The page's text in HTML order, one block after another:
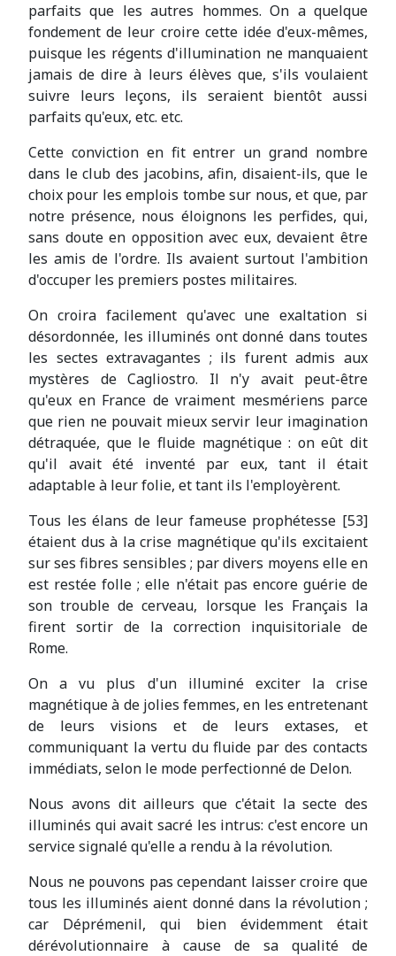
parfaits que les autres hommes. On a quelque
fondement de leur croire cette idée d'eux-mêmes,
puisque les régents d'illumination ne manquaient
jamais de dire à leurs élèves que, s'ils voulaient
suivre leurs leçons, ils seraient bientôt aussi
parfaits qu'eux, etc. etc.
Cette conviction en fit entrer un grand nombre
dans le club des jacobins, afin, disaient-ils, que le
choix pour les emplois tombe sur nous, et que, par
notre présence, nous éloignons les perfides, qui,
sans doute en opposition avec eux, devaient être
les amis de l'ordre. Ils avaient surtout l'ambition
d'occuper les premiers postes militaires.
On croira facilement qu'avec une exaltation si
désordonnée, les illuminés ont donné dans toutes
les sectes extravagantes ; ils furent admis aux
mystères de Cagliostro. Il n'y avait peut-être
qu'eux en France de vraiment mesmériens parce
que rien ne pouvait mieux servir leur imagination
détraquée, que le fluide magnétique : on eût dit
qu'il avait été inventé par eux, tant il était
adaptable à leur folie, et tant ils l'employèrent.
Tous les élans de leur fameuse prophétesse [53]
étaient dus à la crise magnétique qu'ils excitaient
sur ses fibres sensibles ; par divers moyens elle en
est restée folle ; elle n'était pas encore guérie de
son trouble de cerveau, lorsque les Français la
firent sortir de la correction inquisitoriale de
Rome.
On a vu plus d'un illuminé exciter la crise
magnétique à de jolies femmes, en les entretenant
de leurs visions et de leurs extases, et
communiquant la vertu du fluide par des contacts
immédiats, selon le mode perfectionné de Delon.
Nous avons dit ailleurs que c'était la secte des
illuminés qui avait sacré les intrus: c'est encore un
service signalé qu'elle a rendu à la révolution.
Nous ne pouvons pas cependant laisser croire que
tous les illuminés aient donné dans la révolution ;
car Déprémenil, qui bien évidemment était
dérévolutionnaire à cause de sa qualité de